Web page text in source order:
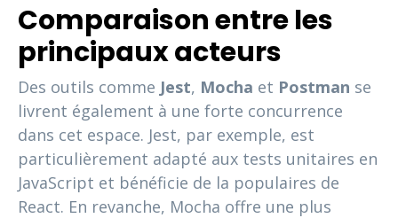
Comparaison entre les
principaux acteurs
Des outils comme Jest, Mocha et Postman se
livrent également à une forte concurrence
dans cet espace. Jest, par exemple, est
particulièrement adapté aux tests unitaires en
JavaScript et bénéficie de la populaires de
React. En revanche, Mocha offre une plus